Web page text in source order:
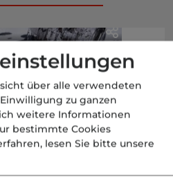
packt aus:
den ich
Startup und
Der Gründer
über alle verwendeten
zu ganzen
weitere Informationen
bestimmte Cookies
lesen Sie bitte unsere